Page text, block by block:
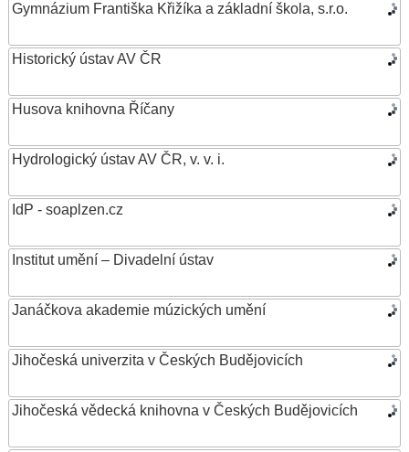
Gymnázium Františka Křižíka a základní škola, s.r.o.
Historický ústav AV ČR
Husova knihovna Říčany
Hydrologický ústav AV ČR, v. v. i.
IdP - soaplzen.cz
Institut umění – Divadelní ústav
Janáčkova akademie múzických umění
Jihočeská univerzita v Českých Budějovicích
Jihočeská vědecká knihovna v Českých Budějovicích